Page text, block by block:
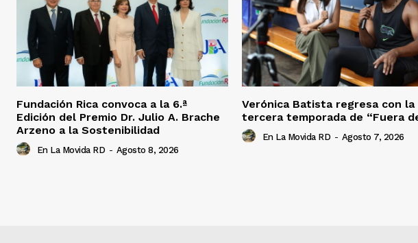
Fundación Rica convoca a la 6.ª
Edición del Premio Dr. Julio A. Brache
Arzeno a la Sostenibilidad
En La Movida RD - Agosto 8, 2026
Verónica Batista regresa con la
tercera temporada de “Fuera
En La Movida RD - Agosto 7, 2026